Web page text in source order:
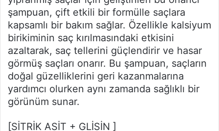
şampuan, çift etkili bir formülle saçlara
kapsamlı bir bakım sağlar. Özellikle kalsiyum
birikiminin saç kırılmasındaki etkisini
azaltarak, saç tellerini güçlendirir ve hasar
görmüş saçları onarır. Bu şampuan, saçların
doğal güzelliklerini geri kazanmalarına
yardımcı olurken aynı zamanda sağlıklı bir
görünüm sunar.
[SİTRİK ASİT + GLİSİN ]